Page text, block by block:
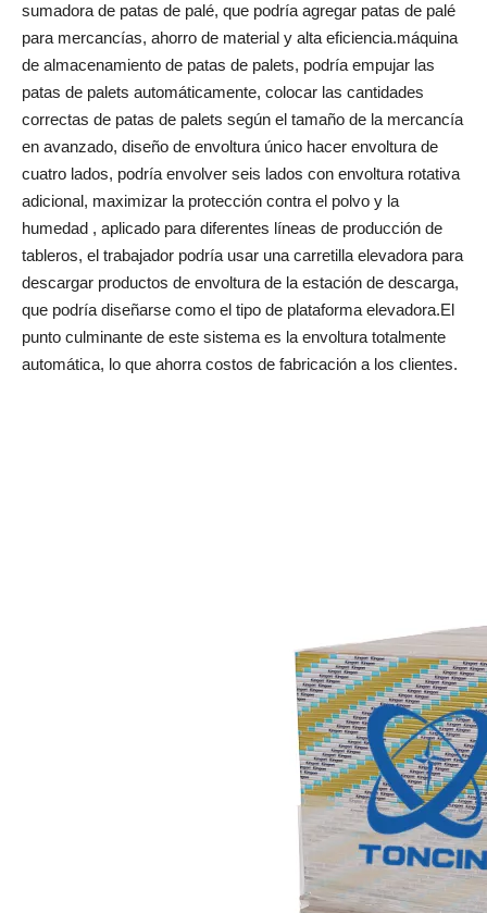
sumadora de patas de palé, que podría agregar patas de palé
para mercancías, ahorro de material y alta eficiencia.máquina
de almacenamiento de patas de palets, podría empujar las
patas de palets automáticamente, colocar las cantidades
correctas de patas de palets según el tamaño de la mercancía
en avanzado, diseño de envoltura único hacer envoltura de
cuatro lados, podría envolver seis lados con envoltura rotativa
adicional, maximizar la protección contra el polvo y la
humedad , aplicado para diferentes líneas de producción de
tableros, el trabajador podría usar una carretilla elevadora para
descargar productos de envoltura de la estación de descarga,
que podría diseñarse como el tipo de plataforma elevadora.El
punto culminante de este sistema es la envoltura totalmente
automática, lo que ahorra costos de fabricación a los clientes.